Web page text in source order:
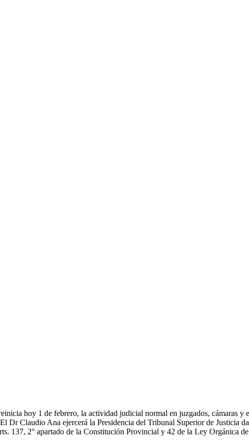
hoy 1 de febrero, la actividad judicial normal en juzgados, cámaras
Dr Claudio Ana ejercerá la Presidencia del Tribunal Superior de Justicia
137, 2° apartado de la Constitución Provincial y 42 de la Ley Orgánica